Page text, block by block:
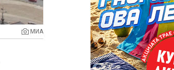
МИА